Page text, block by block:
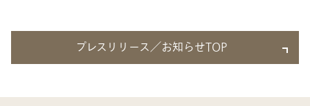
プレスリリース／お知らせTOP